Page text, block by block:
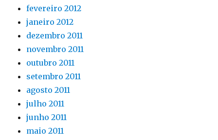
fevereiro 2012
janeiro 2012
dezembro 2011
novembro 2011
outubro 2011
setembro 2011
agosto 2011
julho 2011
junho 2011
maio 2011